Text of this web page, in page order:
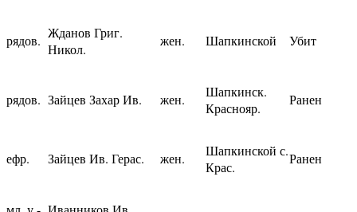
рядов. Жданов Григ.
Никол.
жен. Шапкинской Убит
рядов. Зайцев Захар Ив. жен.
Шапкинск.
Краснояр.
Ранен
ефр. Зайцев Ив. Герас. жен.
Шапкинской с.
Крас.
Ранен